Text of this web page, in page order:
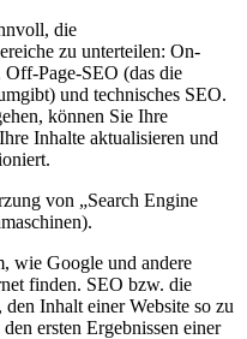
die
zu unterteilen: On-
Page-SEO (das die
und technisches SEO.
können Sie Ihre
Inhalte aktualisieren und
von „Search Engine
wie Google und andere
finden. SEO bzw. die
Inhalt einer Website so zu
ersten Ergebnissen einer